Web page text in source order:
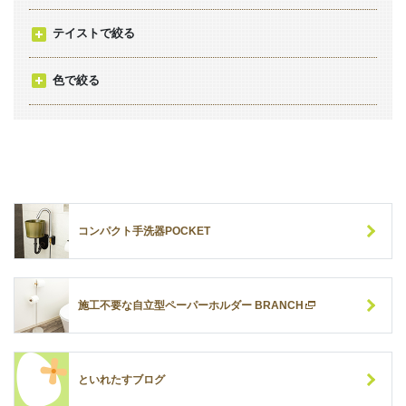
テイストで絞る
色で絞る
コンパクト手洗器POCKET
施工不要な自立型ペーパーホルダー BRANCH
といれたすブログ